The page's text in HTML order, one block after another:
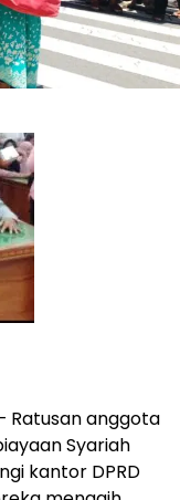
– Ratusan anggota
Syariah
kantor DPRD